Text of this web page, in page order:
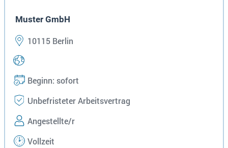
Muster GmbH
10115 Berlin
Beginn: sofort
Unbefristeter Arbeitsvertrag
Angestellte/r
Vollzeit